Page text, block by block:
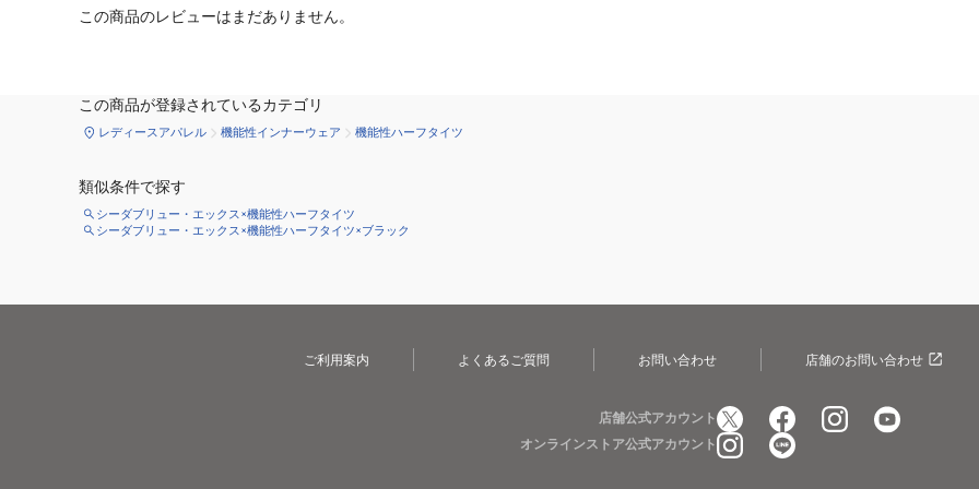
この商品のレビューはまだありません。
この商品が登録されているカテゴリ
レディースアパレル 機能性インナーウェア 機能性ハーフタイツ
類似条件で探す
シーダブリュー・エックス×機能性ハーフタイツ
シーダブリュー・エックス×機能性ハーフタイツ×ブラック
ご利用案内 よくあるご質問 お問い合わせ 店舗のお問い合わせ
店舗公式アカウント
オンラインストア公式アカウント